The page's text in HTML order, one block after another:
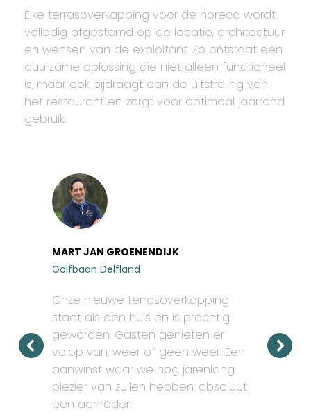
Elke terrasoverkapping voor de horeca wordt
volledig afgestemd op de locatie, architectuur
en wensen van de exploitant. Zo ontstaat een
duurzame oplossing die niet alleen functioneel
is, maar ook bijdraagt aan de uitstraling van
het restaurant en zorgt voor optimaal jaarrond
gebruik.
MART JAN GROENENDIJK
Golfbaan Delfland
Onze nieuwe terrasoverkapping
staat als een huis én is prachtig
geworden. Gasten genieten er
volop van, weer of geen weer. Een
aanwinst waar we nog jarenlang
plezier van zullen hebben: absoluut
een aanrader!